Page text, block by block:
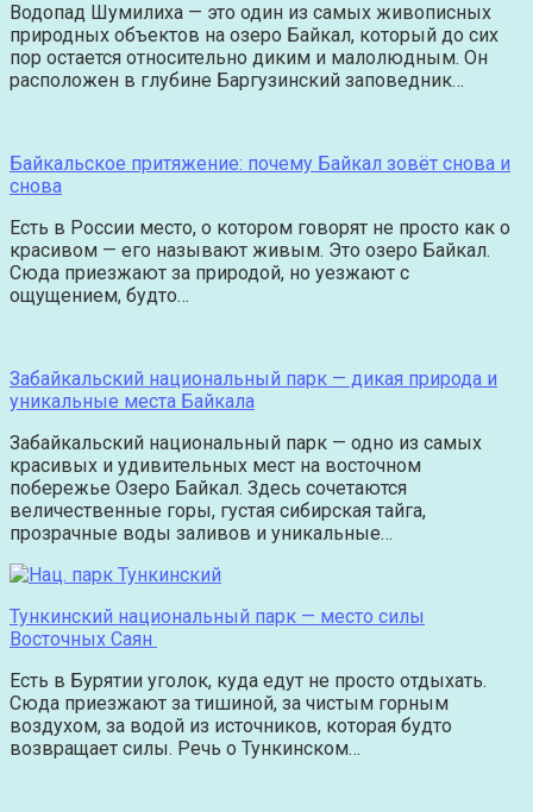
Водопад Шумилиха — это один из самых живописных
природных объектов на озеро Байкал, который до сих
пор остается относительно диким и малолюдным. Он
расположен в глубине Баргузинский заповедник…
Байкальское притяжение: почему Байкал зовёт снова и
снова
Есть в России место, о котором говорят не просто как о
красивом — его называют живым. Это озеро Байкал.
Сюда приезжают за природой, но уезжают с
ощущением, будто…
Забайкальский национальный парк — дикая природа и
уникальные места Байкала
Забайкальский национальный парк — одно из самых
красивых и удивительных мест на восточном
побережье Озеро Байкал. Здесь сочетаются
величественные горы, густая сибирская тайга,
прозрачные воды заливов и уникальные…
Тункинский национальный парк — место силы
Восточных Саян
Есть в Бурятии уголок, куда едут не просто отдыхать.
Сюда приезжают за тишиной, за чистым горным
воздухом, за водой из источников, которая будто
возвращает силы. Речь о Тункинском…